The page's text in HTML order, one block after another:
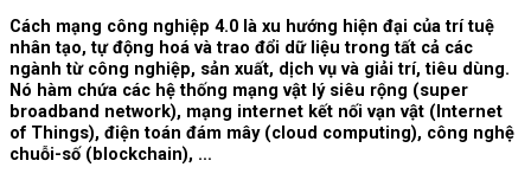
Cách mạng công nghiệp 4.0 là xu hướng hiện đại của trí tuệ
nhân tạo, tự động hoá và trao đổi dữ liệu trong tất cả các
ngành từ công nghiệp, sản xuất, dịch vụ và giải trí, tiêu dùng.
Nó hàm chứa các hệ thống mạng vật lý siêu rộng (super
broadband network), mạng internet kết nối vạn vật (Internet
of Things), điện toán đám mây (cloud computing), công nghệ
chuỗi-số (blockchain), …